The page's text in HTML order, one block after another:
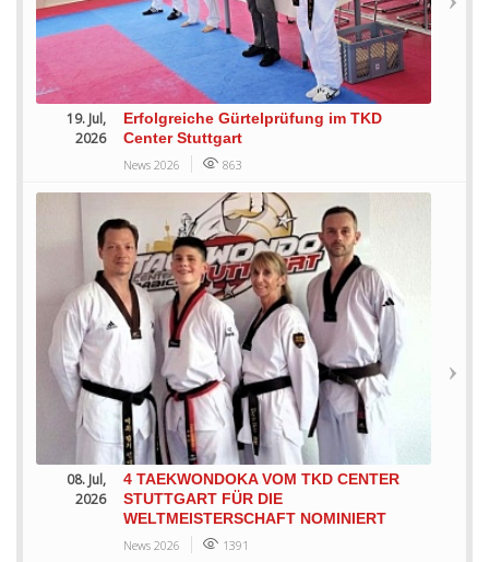
19. Jul,
2026
Erfolgreiche Gürtelprüfung im TKD
Center Stuttgart
News 2026 863
08. Jul,
2026
4 TAEKWONDOKA VOM TKD CENTER
STUTTGART FÜR DIE
WELTMEISTERSCHAFT NOMINIERT
News 2026 1391